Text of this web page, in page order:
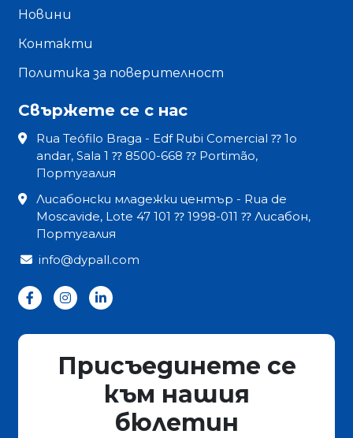
Новини
Контакти
Политика за поверителност
Свържете се с нас
Rua Teófilo Braga - Edf Rubi Comercial ⁇ 1o
andar, Sala 1 ⁇ 8500-668 ⁇ Portimão,
Португалия
Лисабонски младежки център - Rua de
Moscavide, Lote 47 101 ⁇ 1998-011 ⁇ Лисабон,
Португалия
info@dypall.com
Присъединете се
към нашия
бюлетин